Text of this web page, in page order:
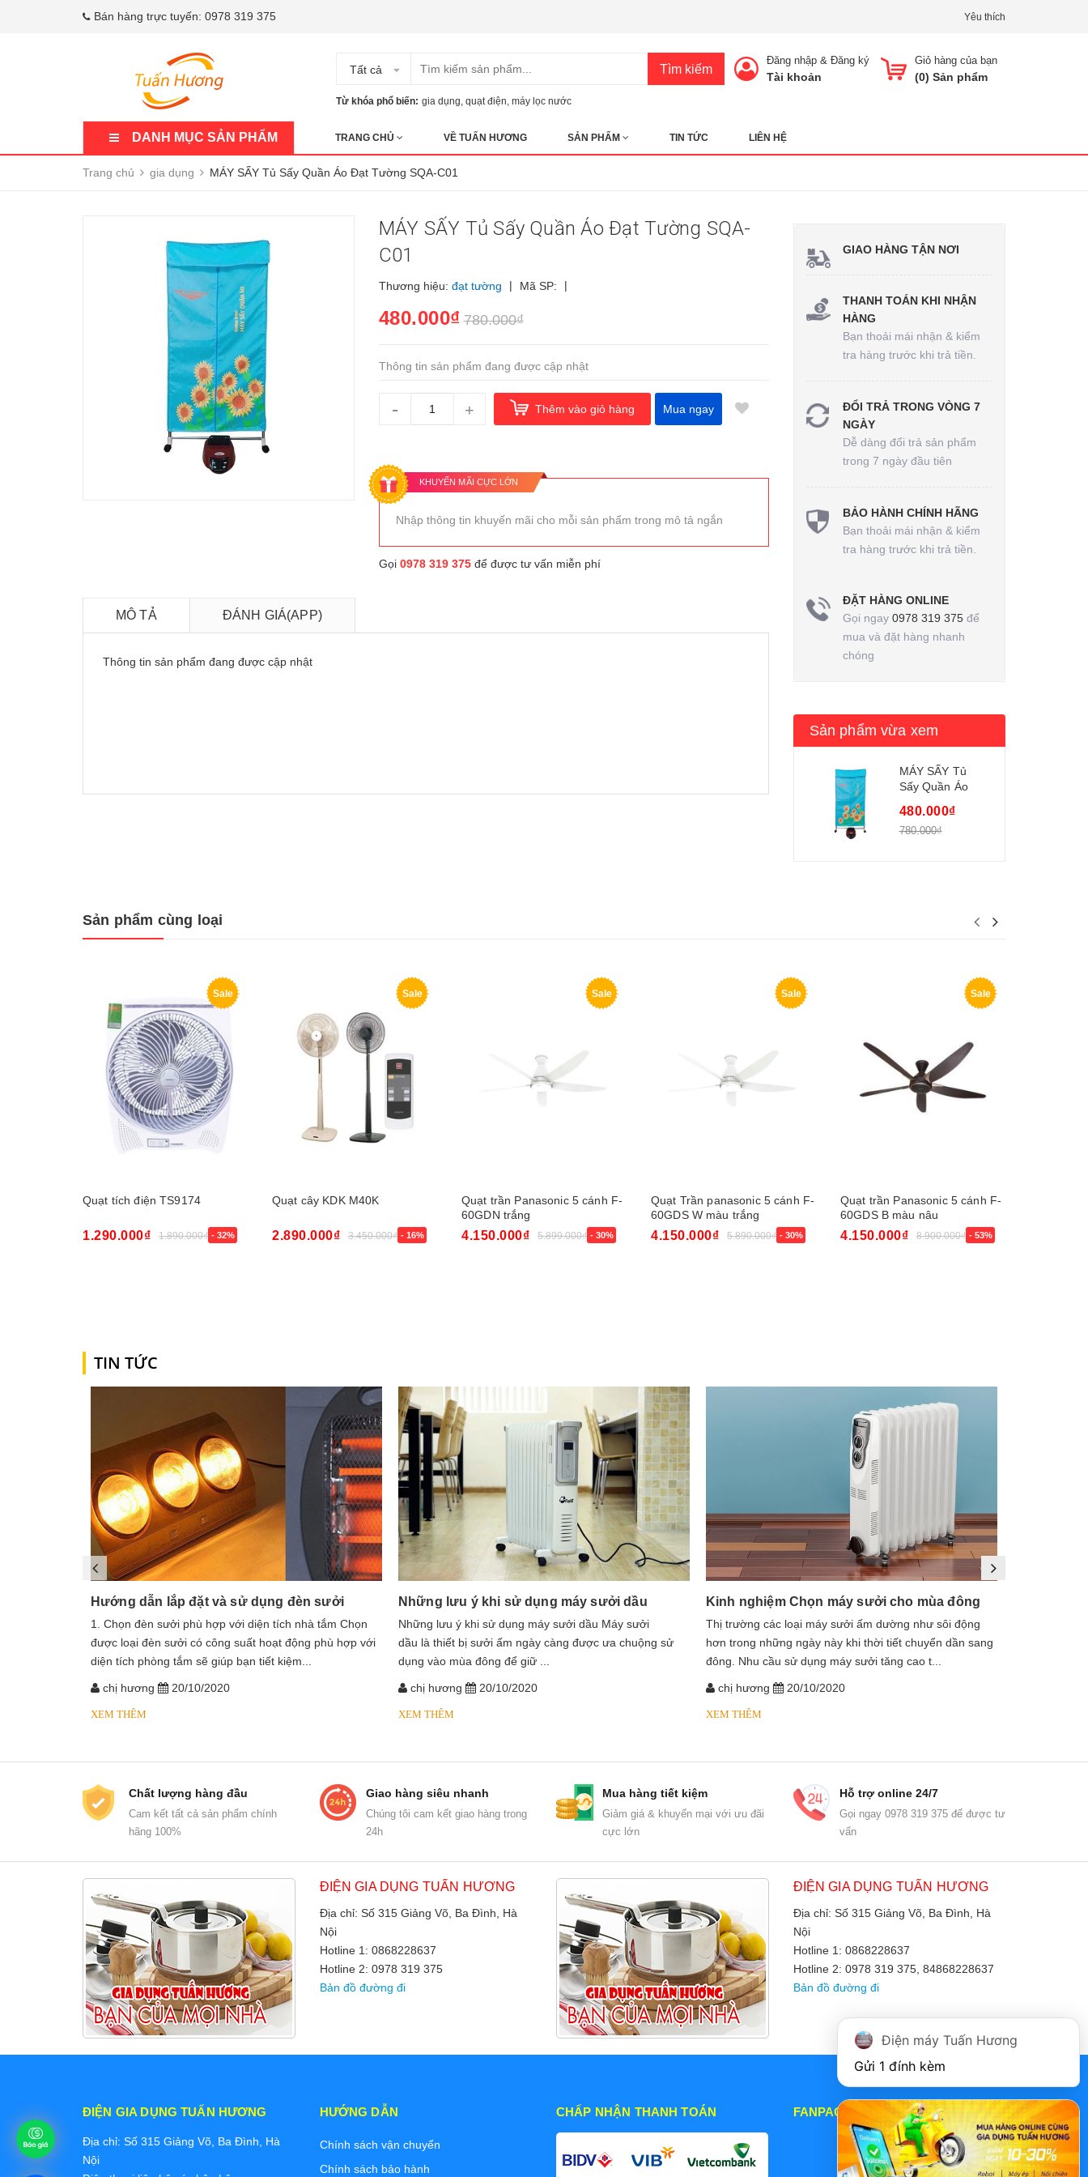
Bán hàng trực tuyến: 0978 319 375 Yêu thích
Tất cả Tìm kiếm
Từ khóa phổ biến: gia dụng, quạt điện, máy lọc nước
Giỏ hàng của bạn
(0) Sản phẩm
Đăng nhập & Đăng ký
Tài khoản
DANH MỤC SẢN PHẨM TRANG CHỦ VỀ TUẤN HƯƠNG SẢN PHẨM TIN TỨC LIÊN HỆ
Trang chủ gia dụng MÁY SẤY Tủ Sấy Quần Áo Đạt Tường SQA-C01
MÁY SẤY Tủ Sấy Quần Áo Đạt Tường SQA-
C01
Thương hiệu: đạt tường | Mã SP: |
480.000₫ 780.000₫
Thông tin sản phẩm đang được cập nhật
- + Thêm vào giỏ hàng Mua ngay
KHUYẾN MÃI CỰC LỚN
Nhập thông tin khuyến mãi cho mỗi sản phẩm trong mô tả ngắn
Gọi 0978 319 375để được tư vấn miễn phí
MÔ TẢ ĐÁNH GIÁ(APP)
Thông tin sản phẩm đang được cập nhật
GIAO HÀNG TẬN NƠI
THANH TOÁN KHI NHẬN
HÀNG
Bạn thoải mái nhận & kiểm
tra hàng trước khi trả tiền.
ĐỔI TRẢ TRONG VÒNG 7
NGÀY
Dễ dàng đổi trả sản phẩm
trong 7 ngày đầu tiên
BẢO HÀNH CHÍNH HÃNG
Bạn thoải mái nhận & kiểm
tra hàng trước khi trả tiền.
ĐẶT HÀNG ONLINE
Gọi ngay 0978 319 375để
mua và đặt hàng nhanh
chóng
Sản phẩm vừa xem
MÁY SẤY Tủ
Sấy Quần Áo
C01
480.000₫
780.000₫
Sản phẩm cùng loại
Sale
Quạt tích điện TS9174
1.290.000₫ 1.890.000₫ - 32%
Sale
Quạt cây KDK M40K
2.890.000₫ 3.450.000₫ - 16%
Sale
Quạt trần Panasonic 5 cánh F-
60GDN trắng
4.150.000₫ 5.899.000₫ - 30%
Sale
Quạt Trần panasonic 5 cánh F-
60GDS W màu trắng
4.150.000₫ 5.890.000₫ - 30%
Sale
Quạt trần Panasonic 5 cánh F-
60GDS B màu nâu
4.150.000₫ 8.900.000₫ - 53%
TIN TỨC
Hướng dẫn lắp đặt và sử dụng đèn sưởi
1. Chọn đèn sưởi phù hợp với diện tích nhà tắm Chọn
được loại đèn sưởi có công suất hoạt động phù hợp với
diện tích phòng tắm sẽ giúp bạn tiết kiệm...
chị hương 20/10/2020
XEM THÊM
Những lưu ý khi sử dụng máy sưởi dầu
​​​​​​Những lưu ý khi sử dụng máy sưởi dầu Máy sưởi
dầu là thiết bị sưởi ấm ngày càng được ưa chuộng sử
dụng vào mùa đông để giữ ...
chị hương 20/10/2020
XEM THÊM
Kinh nghiệm Chọn máy sưởi cho mùa đông
Thị trường các loại máy sưởi ấm dường như sôi động
hơn trong những ngày này khi thời tiết chuyển dần sang
đông. Nhu cầu sử dụng máy sưởi tăng cao t...
chị hương 20/10/2020
XEM THÊM
Chất lượng hàng đầu
Cam kết tất cả sản phẩm chính
hãng 100%
Giao hàng siêu nhanh
Chúng tôi cam kết giao hàng trong
24h
Mua hàng tiết kiệm
Giảm giá & khuyến mại với ưu đãi
cực lớn
Hỗ trợ online 24/7
Gọi ngay 0978 319 375 để được tư
vấn
ĐIỆN GIA DỤNG TUẤN HƯƠNG
Địa chỉ: Số 315 Giảng Võ, Ba Đình, Hà
Nội
Hotline 1: 0868228637
Hotline 2: 0978 319 375
Bản đồ đường đi
ĐIỆN GIA DỤNG TUẤN HƯƠNG
Địa chỉ: Số 315 Giảng Võ, Ba Đình, Hà
Nội
Hotline 1: 0868228637
Hotline 2: 0978 319 375, 84868228637
Bản đồ đường đi
ĐIỆN GIA DỤNG TUẤN HƯƠNG
Địa chỉ: Số 315 Giảng Võ, Ba Đình, Hà
Nội
HƯỚNG DẪN
Chính sách vận chuyển
Chính sách bảo hành
CHẤP NHẬN THANH TOÁN FANPAGE
Điện máy Tuấn Hương
Gửi 1 đính kèm